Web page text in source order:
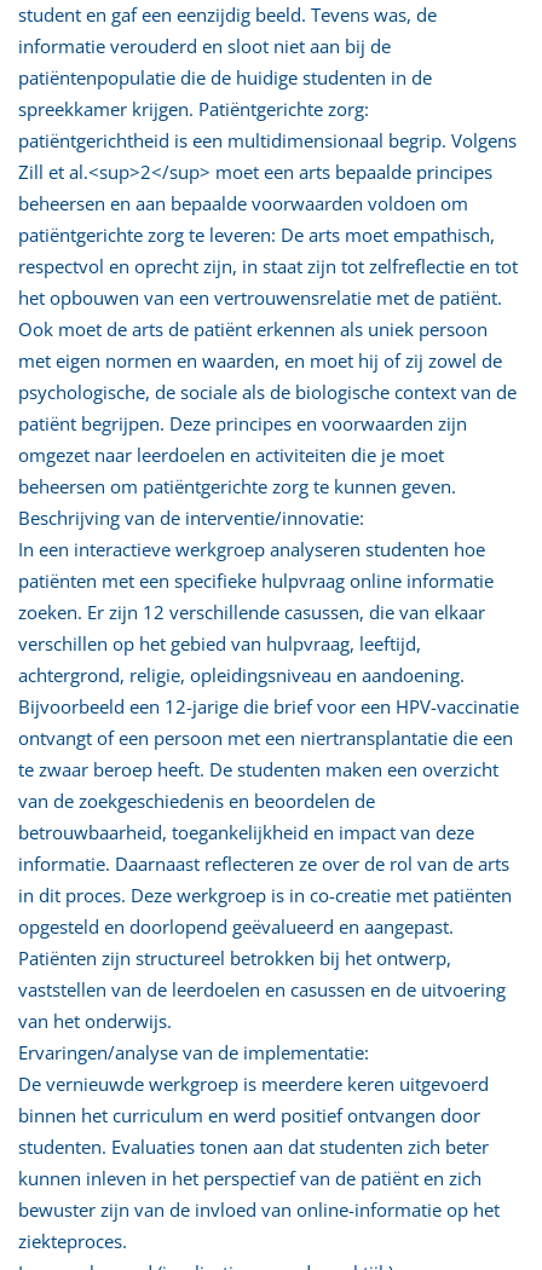
student en gaf een eenzijdig beeld. Tevens was, de
informatie verouderd en sloot niet aan bij de
patiëntenpopulatie die de huidige studenten in de
spreekkamer krijgen. Patiëntgerichte zorg:
patiëntgerichtheid is een multidimensionaal begrip. Volgens
Zill et al.<sup>2</sup> moet een arts bepaalde principes
beheersen en aan bepaalde voorwaarden voldoen om
patiëntgerichte zorg te leveren: De arts moet empathisch,
respectvol en oprecht zijn, in staat zijn tot zelfreflectie en tot
het opbouwen van een vertrouwensrelatie met de patiënt.
Ook moet de arts de patiënt erkennen als uniek persoon
met eigen normen en waarden, en moet hij of zij zowel de
psychologische, de sociale als de biologische context van de
patiënt begrijpen. Deze principes en voorwaarden zijn
omgezet naar leerdoelen en activiteiten die je moet
beheersen om patiëntgerichte zorg te kunnen geven.
Beschrijving van de interventie/innovatie:
In een interactieve werkgroep analyseren studenten hoe
patiënten met een specifieke hulpvraag online informatie
zoeken. Er zijn 12 verschillende casussen, die van elkaar
verschillen op het gebied van hulpvraag, leeftijd,
achtergrond, religie, opleidingsniveau en aandoening.
Bijvoorbeeld een 12-jarige die brief voor een HPV-vaccinatie
ontvangt of een persoon met een niertransplantatie die een
te zwaar beroep heeft. De studenten maken een overzicht
van de zoekgeschiedenis en beoordelen de
betrouwbaarheid, toegankelijkheid en impact van deze
informatie. Daarnaast reflecteren ze over de rol van de arts
in dit proces. Deze werkgroep is in co-creatie met patiënten
opgesteld en doorlopend geëvalueerd en aangepast.
Patiënten zijn structureel betrokken bij het ontwerp,
vaststellen van de leerdoelen en casussen en de uitvoering
van het onderwijs.
Ervaringen/analyse van de implementatie:
De vernieuwde werkgroep is meerdere keren uitgevoerd
binnen het curriculum en werd positief ontvangen door
studenten. Evaluaties tonen aan dat studenten zich beter
kunnen inleven in het perspectief van de patiënt en zich
bewuster zijn van de invloed van online-informatie op het
ziekteproces.